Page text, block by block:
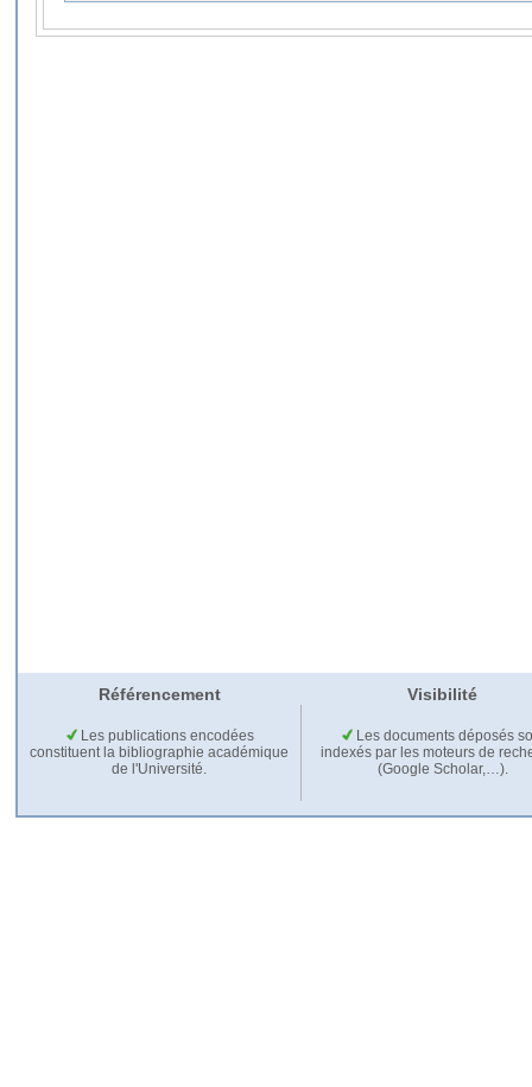
Référencement Visibilité
Les publications encodées
constituent la bibliographie académique
de l'Université.
Les documents déposés
indexés par les moteurs de
(Google Scholar,…).